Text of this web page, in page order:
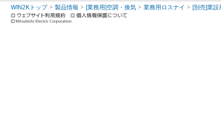
WIN2Kトップ 製品情報 [業務用]空調・換気 業務用ロスナイ [別売]業設